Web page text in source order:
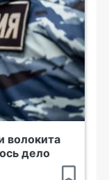
волокита
дело